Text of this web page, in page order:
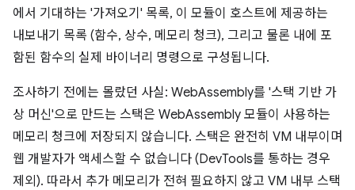
에서 기대하는 '가져오기' 목록, 이 모듈이 호스트에 제공하는
내보내기 목록 (함수, 상수, 메모리 청크), 그리고 물론 내에 포
함된 함수의 실제 바이너리 명령으로 구성됩니다.
조사하기 전에는 몰랐던 사실: WebAssembly를 '스택 기반 가
상 머신'으로 만드는 스택은 WebAssembly 모듈이 사용하는
메모리 청크에 저장되지 않습니다. 스택은 완전히 VM 내부이며
웹 개발자가 액세스할 수 없습니다 (DevTools를 통하는 경우
제외). 따라서 추가 메모리가 전혀 필요하지 않고 VM 내부 스택